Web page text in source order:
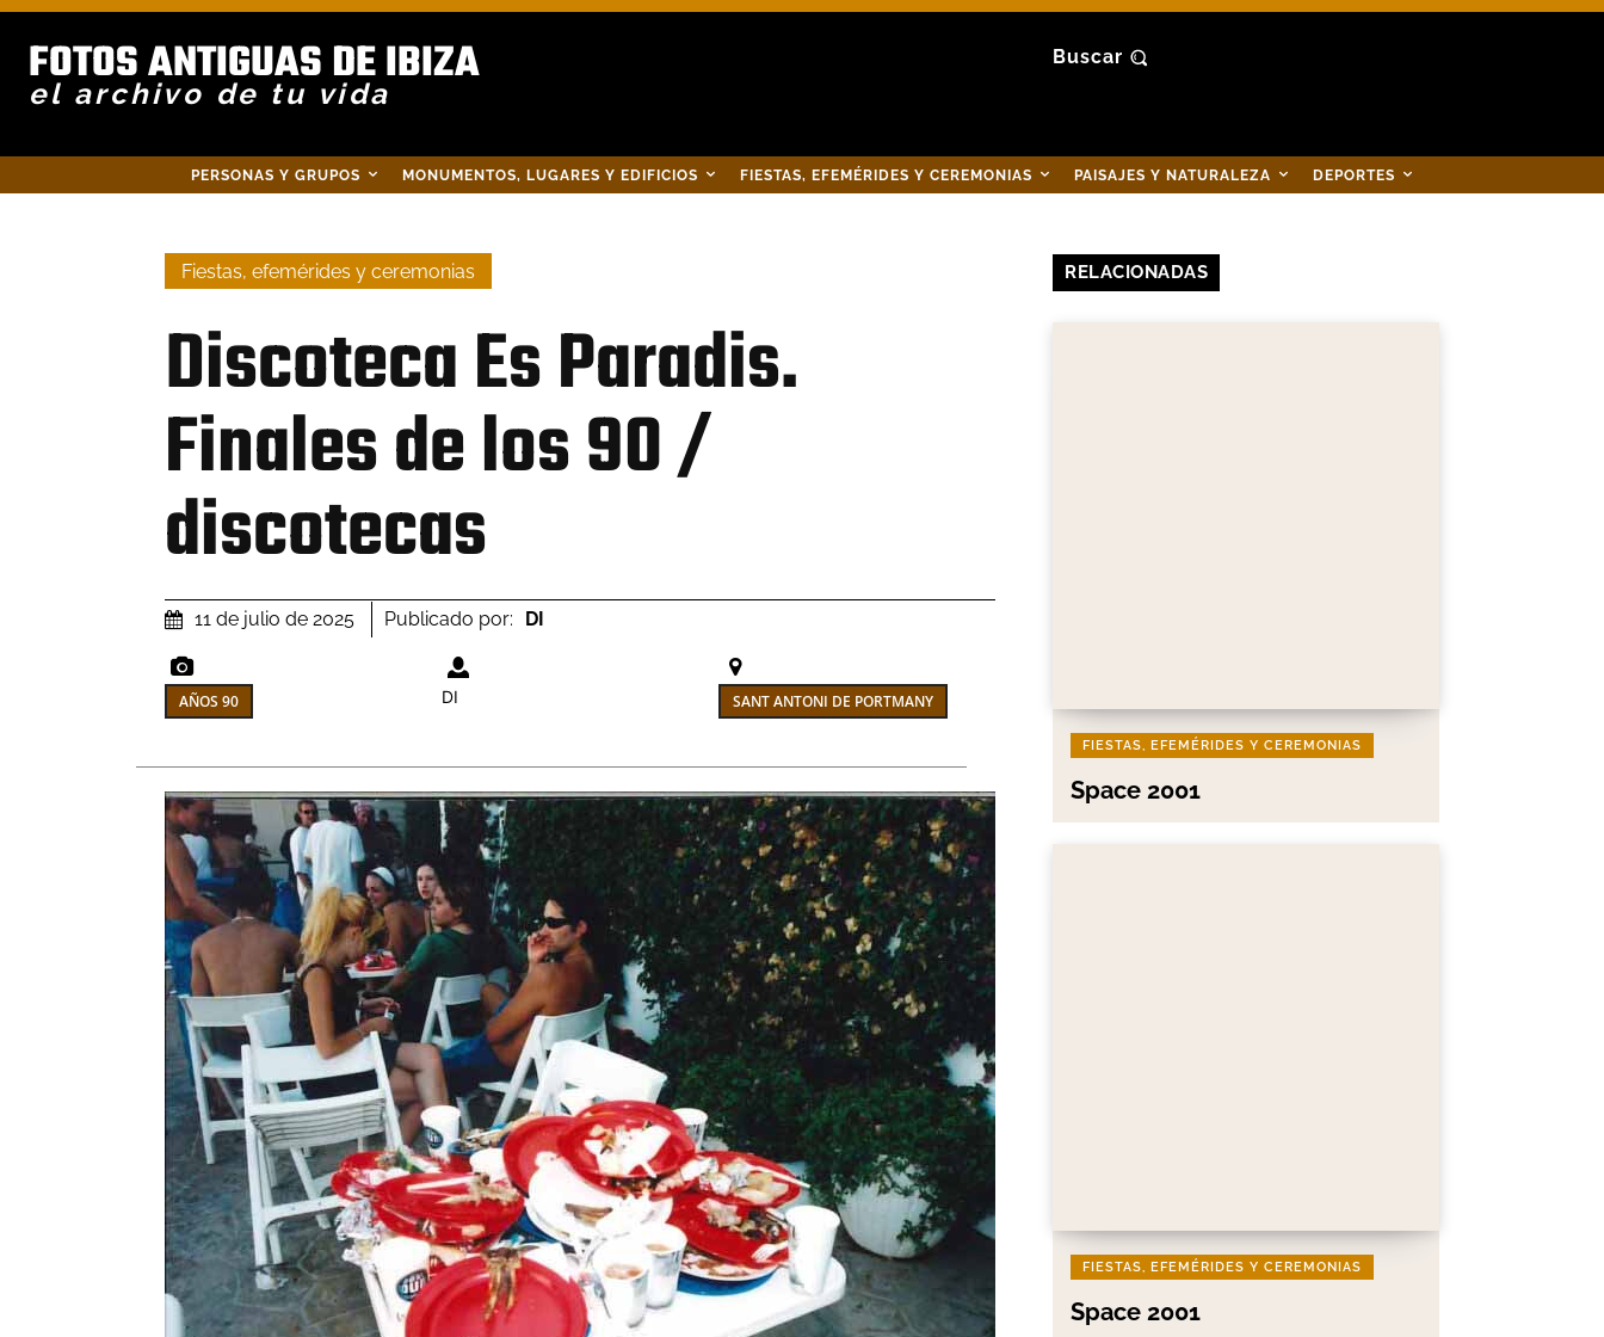
FOTOS ANTIGUAS DE IBIZA
el archivo de tu vida
Buscar
PERSONAS Y GRUPOS MONUMENTOS, LUGARES Y EDIFICIOS FIESTAS, EFEMÉRIDES Y CEREMONIAS PAISAJES Y NATURALEZA DEPORTES
Fiestas, efemérides y ceremonias
Discoteca Es Paradis.
Finales de los 90 /
discotecas
11 de julio de 2025 Publicado por: DI
AÑOS 90 DI SANT ANTONI DE PORTMANY
RELACIONADAS
FIESTAS, EFEMÉRIDES Y CEREMONIAS
Space 2001
FIESTAS, EFEMÉRIDES Y CEREMONIAS
Space 2001